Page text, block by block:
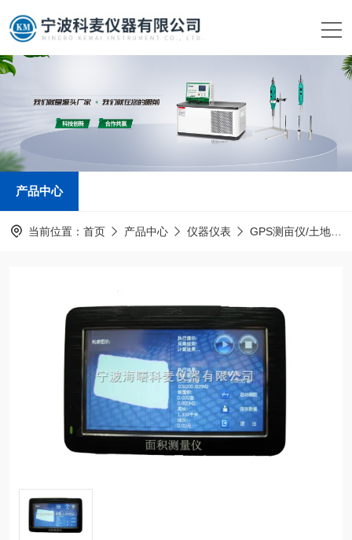
产品中心
当前位置： 首页 产品中心 仪器仪表 GPS测亩仪/土地面积测量仪